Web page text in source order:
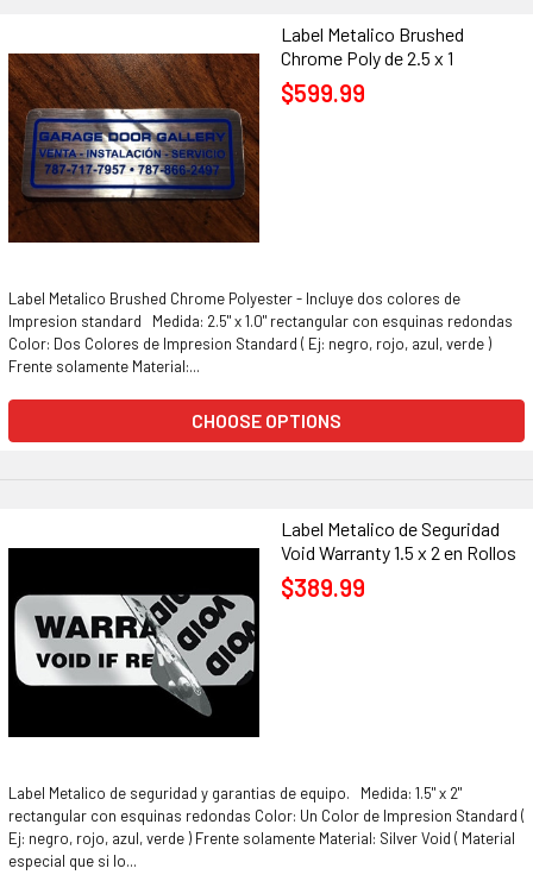
Label Metalico Brushed
Chrome Poly de 2.5 x 1
$599.99
Label Metalico Brushed Chrome Polyester - Incluye dos colores de
Impresion standard Medida: 2.5" x 1.0" rectangular con esquinas redondas
Color: Dos Colores de Impresion Standard ( Ej: negro, rojo, azul, verde )
Frente solamente Material:...
CHOOSE OPTIONS
Label Metalico de Seguridad
Void Warranty 1.5 x 2 en Rollos
$389.99
Label Metalico de seguridad y garantias de equipo. Medida: 1.5" x 2"
rectangular con esquinas redondas Color: Un Color de Impresion Standard (
Ej: negro, rojo, azul, verde ) Frente solamente Material: Silver Void ( Material
especial que si lo...